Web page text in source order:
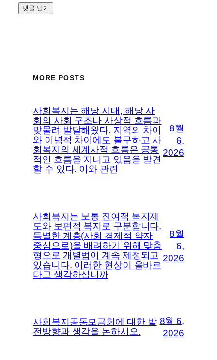
MORE POSTS
사회복지는 해당 시대, 해당 사
회의 사회 구조나 사상적 흐름과
맞물려 발달해왔다. 지역의 차이
와 이념적 차이에도 불구하고 사
회복지의 세계사적 흐름은 공통
적인 흐름을 지니고 있음을 발견
할 수 있다. 이와 관련
8월
6,
2026
사회복지는 보통 잔여적 복지제
도와 보편적 복지로 구분합니다.
특별한 계층(사회 경제적 약자
중심으로)을 배려하기 위해 맞춤
형으로 개별법이 계속 제정되고
있습니다. 이러한 현상이 올바르
다고 생각하십니까
8월
6,
2026
사회복지공동모금회에 대한 발
전방향과 생각을 논하시오.
8월 6,
2026